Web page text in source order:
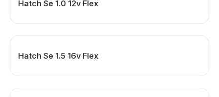
Hatch Se 1.0 12v Flex
Hatch Se 1.5 16v Flex